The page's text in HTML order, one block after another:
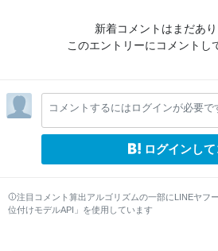
新着コメントはまだあり
このエントリーにコメントし
コメントするにはログインが必要で
ログインして
注目コメント算出アルゴリズムの一部にLINEヤフ
位付けモデルAPI」を使用しています